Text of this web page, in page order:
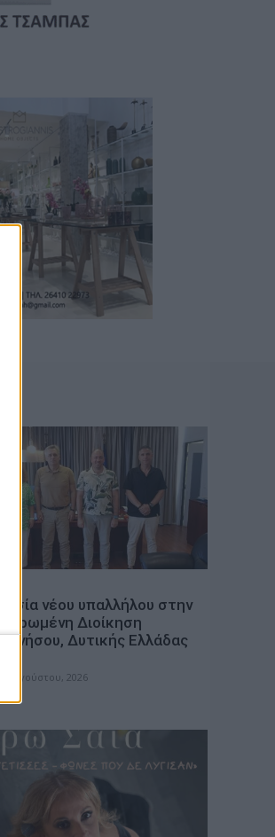
νέου υπαλλήλου στην
Διοίκηση
Δυτικής Ελλάδας
7 Αυγούστου, 2026